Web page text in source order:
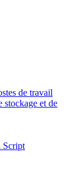
de travail
stockage et de
Script